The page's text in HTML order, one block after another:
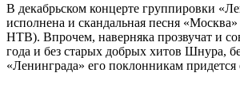
В декабрьском концерте группировки
исполнена и скандальная песня
НТВ). Впрочем, наверняка прозвучат и
года и без старых добрых хитов Шнура,
«Ленинграда» его поклонникам придется